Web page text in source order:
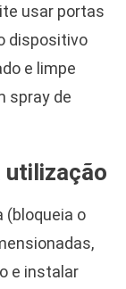
usar portas
dispositivo
e limpe
spray de
utilização
(bloqueia o
e instalar